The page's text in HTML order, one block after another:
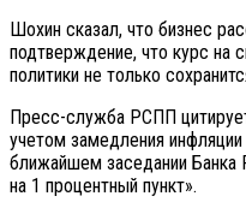
Шохин сказал, что бизнес
подтверждение, что курс на
политики не только
Пресс-служба РСПП
учетом замедления
ближайшем заседании
на 1 процентный пункт».